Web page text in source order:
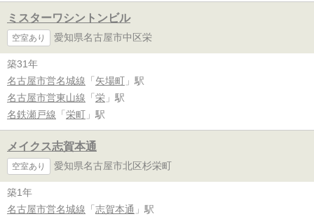
ミスターワシントンビル
空室あり 愛知県名古屋市中区栄
築31年
名古屋市営名城線 「 矢場町 」駅
名古屋市営東山線 「 栄 」駅
名鉄瀬戸線 「 栄町 」駅
メイクス志賀本通
空室あり 愛知県名古屋市北区杉栄町
築1年
名古屋市営名城線 「 志賀本通 」駅